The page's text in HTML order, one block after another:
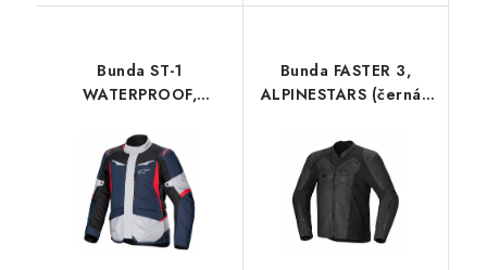
Bunda ST-1
WATERPROOF,
modrá/černá/červená)
2026
Bunda FASTER 3,
ALPINESTARS (černá/